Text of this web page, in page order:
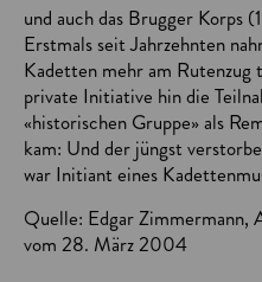
und auch das Brugger Korps
Erstmals seit Jahrzehnten
Kadetten mehr am Rutenzug
private Initiative hin die
«historischen Gruppe» als
kam: Und der jüngst
war Initiant eines
Quelle: Edgar Zimmermann,
vom 28. März 2004